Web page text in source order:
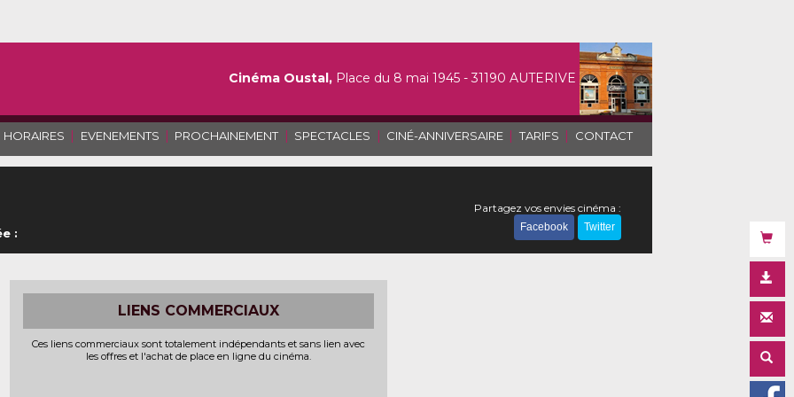
HORAIRES | EVENEMENTS | PROCHAINEMENT | SPECTACLES | CINÉ-ANNIVERSAIRE | TARIFS | CONTACT
Cinéma Oustal, Place du 8 mai 1945 - 31190 AUTERIVE
:
Partagez vos envies cinéma :
Facebook Twitter
LIENS COMMERCIAUX
Ces liens commerciaux sont totalement indépendants et sans lien avec
les offres et l'achat de place en ligne du cinéma.